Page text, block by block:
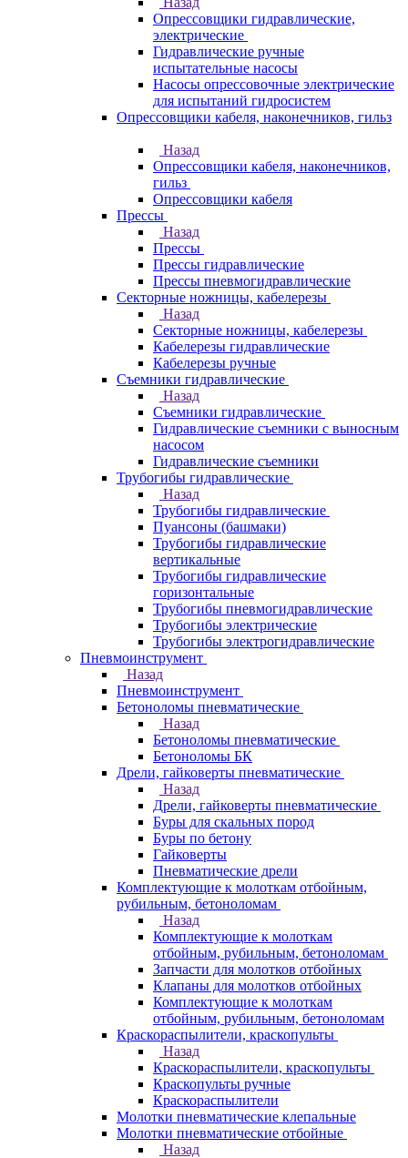
Опрессовщики гидравлические,
электрические
Гидравлические ручные
испытательные насосы
Насосы опрессовочные электрические
для испытаний гидросистем
Опрессовщики кабеля, наконечников, гильз
Назад
Опрессовщики кабеля, наконечников,
гильз
Опрессовщики кабеля
Прессы
Назад
Прессы
Прессы гидравлические
Прессы пневмогидравлические
Секторные ножницы, кабелерезы
Назад
Секторные ножницы, кабелерезы
Кабелерезы гидравлические
Кабелерезы ручные
Съемники гидравлические
Назад
Съемники гидравлические
Гидравлические cъемники с выносным
насосом
Гидравлические съемники
Трубогибы гидравлические
Назад
Трубогибы гидравлические
Пуансоны (башмаки)
Трубогибы гидравлические
вертикальные
Трубогибы гидравлические
горизонтальные
Трубогибы пневмогидравлические
Трубогибы электрические
Трубогибы электрогидравлические
Пневмоинструмент
Назад
Пневмоинструмент
Бетоноломы пневматические
Назад
Бетоноломы пневматические
Бетоноломы БК
Дрели, гайковерты пневматические
Назад
Дрели, гайковерты пневматические
Буры для скальных пород
Буры по бетону
Гайковерты
Пневматические дрели
Комплектующие к молоткам отбойным,
рубильным, бетоноломам
Назад
Комплектующие к молоткам
отбойным, рубильным, бетоноломам
Запчасти для молотков отбойных
Клапаны для молотков отбойных
Комплектующие к молоткам
отбойным, рубильным, бетоноломам
Краскораспылители, краскопульты
Назад
Краскораспылители, краскопульты
Краскопульты ручные
Краскораспылители
Молотки пневматические клепальные
Молотки пневматические отбойные
Назад